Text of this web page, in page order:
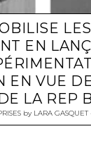
EN
EN VUE
LA REP
by LARA GASQUET